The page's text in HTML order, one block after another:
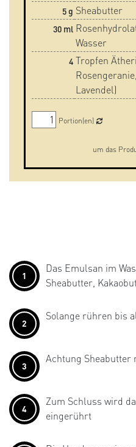
5g Sheabutter
30ml
Wasser
4 Tropfen
Lavendel)
Portion(en)
um das
1
Das Emulsan im
Sheabutter,
2
Solange rühren bis
3
Achtung Sheabutter
4
Zum Schluss wird
eingerührt